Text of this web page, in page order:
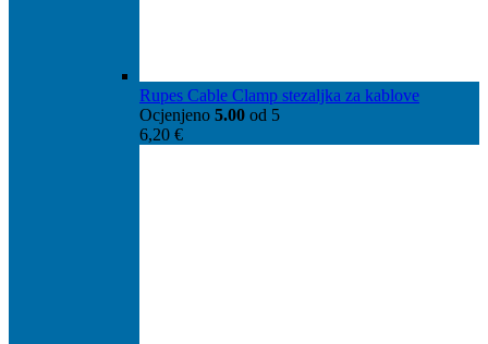
Rupes Cable Clamp stezaljka za kablove
Ocjenjeno 5.00 od 5
6,20 €